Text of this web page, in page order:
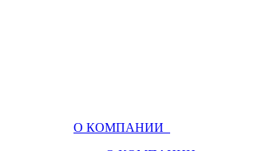
О КОМПАНИИ